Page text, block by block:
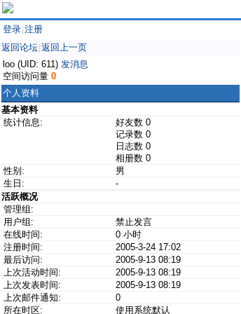
登录 注册
返回论坛 返回上一页
loo (UID: 611) 发消息
空间访问量 0
个人资料
基本资料
统计信息:
好友数 0
记录数 0
日志数 0
相册数 0
性别:
男
生日:
-
活跃概况
管理组:
用户组:
禁止发言
在线时间:
0 小时
注册时间:
2005-3-24 17:02
最后访问:
2005-9-13 08:19
上次活动时间:
2005-9-13 08:19
上次发表时间:
2005-9-13 08:19
上次邮件通知:
0
所在时区:
使用系统默认